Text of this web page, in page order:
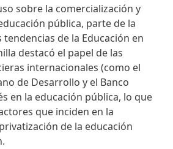
sobre la comercialización y
pública, parte de la
de la Educación en
destacó el papel de las
internacionales (como el
de Desarrollo y el Banco
en la educación pública, lo que
que inciden en la
de la educación